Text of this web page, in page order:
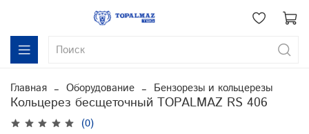
Главная Оборудование Бензорезы и кольцерезы
Кольцерез бесщеточный TOPALMAZ RS 406
(0)